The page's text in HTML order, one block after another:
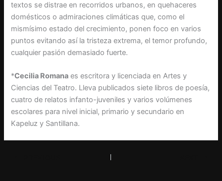
textos se distrae en recorridos urbanos, en quehaceres
domésticos o admiraciones climáticas que, como el
mismísimo estado del crecimiento, ponen foco en varios
puntos evitando así la tristeza extrema, el temor profundo,
cualquier pasión demasiado fuerte.
*Cecilia Romana es escritora y licenciada en Artes y
Ciencias del Teatro. Lleva publicados siete libros de poesía,
cuatro de relatos infanto-juveniles y varios volúmenes
escolares para nivel inicial, primario y secundario en
Kapeluz y Santillana.